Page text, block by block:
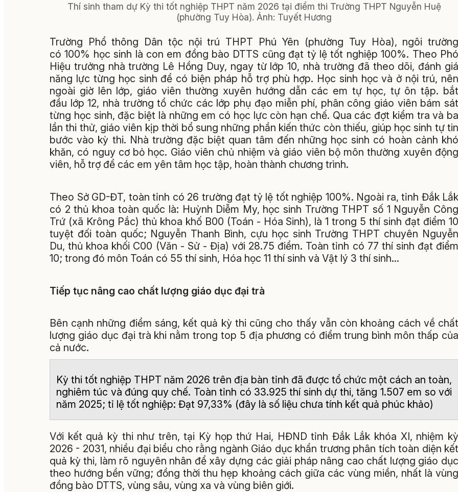
Thí sinh tham dự Kỳ thi tốt nghiệp THPT năm 2026 tại điểm thi Trường THPT Nguyễn Huệ
(phường Tuy Hòa). Ảnh: Tuyết Hương
Trường Phổ thông Dân tộc nội trú THPT Phú Yên (phường Tuy Hòa), ngôi trường
có 100% học sinh là con em đồng bào DTTS cũng đạt tỷ lệ tốt nghiệp 100%. Theo Phó
Hiệu trưởng nhà trường Lê Hồng Duy, ngay từ lớp 10, nhà trường đã theo dõi, đánh giá
năng lực từng học sinh để có biện pháp hỗ trợ phù hợp. Học sinh học và ở nội trú, nên
ngoài giờ lên lớp, giáo viên thường xuyên hướng dẫn các em tự học, tự ôn tập. bắt
đầu lớp 12, nhà trường tổ chức các lớp phụ đạo miễn phí, phân công giáo viên bám sát
từng học sinh, đặc biệt là những em có học lực còn hạn chế. Qua các đợt kiểm tra và ba
lần thi thử, giáo viên kịp thời bổ sung những phần kiến thức còn thiếu, giúp học sinh tự tin
bước vào kỳ thi. Nhà trường đặc biệt quan tâm đến những học sinh có hoàn cảnh khó
khăn, có nguy cơ bỏ học. Giáo viên chủ nhiệm và giáo viên bộ môn thường xuyên động
viên, hỗ trợ để các em yên tâm học tập, hoàn thành chương trình.
Theo Sở GD-ĐT, toàn tỉnh có 26 trường đạt tỷ lệ tốt nghiệp 100%. Ngoài ra, tỉnh Đắk Lắk
có 2 thủ khoa toàn quốc là: Huỳnh Diễm My, học sinh Trường THPT số 1 Nguyễn Công
Trứ (xã Krông Pắc) thủ khoa khố B00 (Toán - Hóa Sinh), là 1 trong 5 thí sinh đạt điểm 10
tuyệt đối toàn quốc; Nguyễn Thanh Bình, cựu học sinh Trường THPT chuyên Nguyễn
Du, thủ khoa khối C00 (Văn - Sử - Địa) với 28.75 điểm. Toàn tỉnh có 77 thí sinh đạt điểm
10; trong đó môn Toán có 55 thí sinh, Hóa học 11 thí sinh và Vật lý 3 thí sinh...
Tiếp tục nâng cao chất lượng giáo dục đại trà
Bên cạnh những điểm sáng, kết quả kỳ thi cũng cho thấy vẫn còn khoảng cách về chất
lượng giáo dục đại trà khi nằm trong top 5 địa phương có điểm trung bình môn thấp của
cả nước.
Kỳ thi tốt nghiệp THPT năm 2026 trên địa bàn tỉnh đã được tổ chức một cách an toàn,
nghiêm túc và đúng quy chế. Toàn tỉnh có 33.925 thí sinh dự thi, tăng 1.507 em so với
năm 2025; tỉ lệ tốt nghiệp: Đạt 97,33% (đây là số liệu chưa tính kết quả phúc khảo)
Với kết quả kỳ thi như trên, tại Kỳ họp thứ Hai, HĐND tỉnh Đắk Lắk khóa XI, nhiệm kỳ
2026 - 2031, nhiều đại biểu cho rằng ngành Giáo dục khẩn trương phân tích toàn diện kết
quả kỳ thi, làm rõ nguyên nhân để xây dựng các giải pháp nâng cao chất lượng giáo dục
theo hướng bền vững; đồng thời thu hẹp khoảng cách giữa các vùng miền, nhất là vùng
đồng bào DTTS, vùng sâu, vùng xa và vùng biên giới.